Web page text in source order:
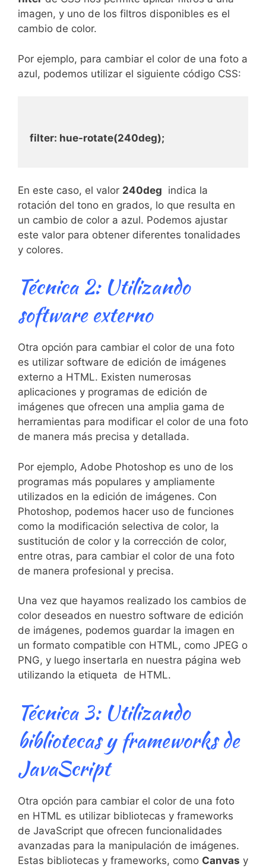
imagen, y uno de los filtros ​disponibles ‌es el
cambio de color.
Por ejemplo, para cambiar ⁣el color de una foto ⁢a
azul, podemos utilizar el​ siguiente código CSS:
filter: hue-rotate(240deg);
En este caso,⁤ el valor 240deg ⁣ indica la‍
rotación ‍del ‍tono en grados, lo que resulta en
un cambio de color a azul. Podemos ajustar
este valor para obtener diferentes tonalidades
y colores.
Técnica 2: ​Utilizando
software⁤ externo
Otra opción para ⁣cambiar el‌ color‌ de una foto
es utilizar software de edición de‍ imágenes
‍externo a HTML. Existen numerosas
aplicaciones y ​programas de edición de
⁢imágenes​ que ofrecen ‍una amplia gama de
herramientas para modificar el color de una‍ foto
de manera más precisa y detallada.
Por ejemplo, Adobe Photoshop es uno de ⁢los
programas más ‍populares y ‍ampliamente
⁢utilizados ⁤en⁣ la edición de imágenes. Con
Photoshop, podemos⁣ hacer uso ⁣de funciones
como la modificación selectiva de ‍color, la ​
sustitución de color y la​ corrección de color,
entre otras, para cambiar el color‍ de una foto
de manera profesional y⁤ precisa.
Una vez ⁢que hayamos realizado los cambios​ de
color deseados en nuestro software de edición
de ‌imágenes, podemos guardar la imagen en​
un formato ​compatible con HTML, como JPEG o
PNG,‍ y luego insertarla en nuestra‍ página web
utilizando la⁢ etiqueta de HTML.
Técnica 3: Utilizando
bibliotecas y frameworks de
JavaScript
Otra opción para cambiar el color de una foto
en HTML⁤ es utilizar bibliotecas y ‌frameworks
de JavaScript que ofrecen funcionalidades
avanzadas para la manipulación de imágenes.
Estas bibliotecas y frameworks, como Canvas y